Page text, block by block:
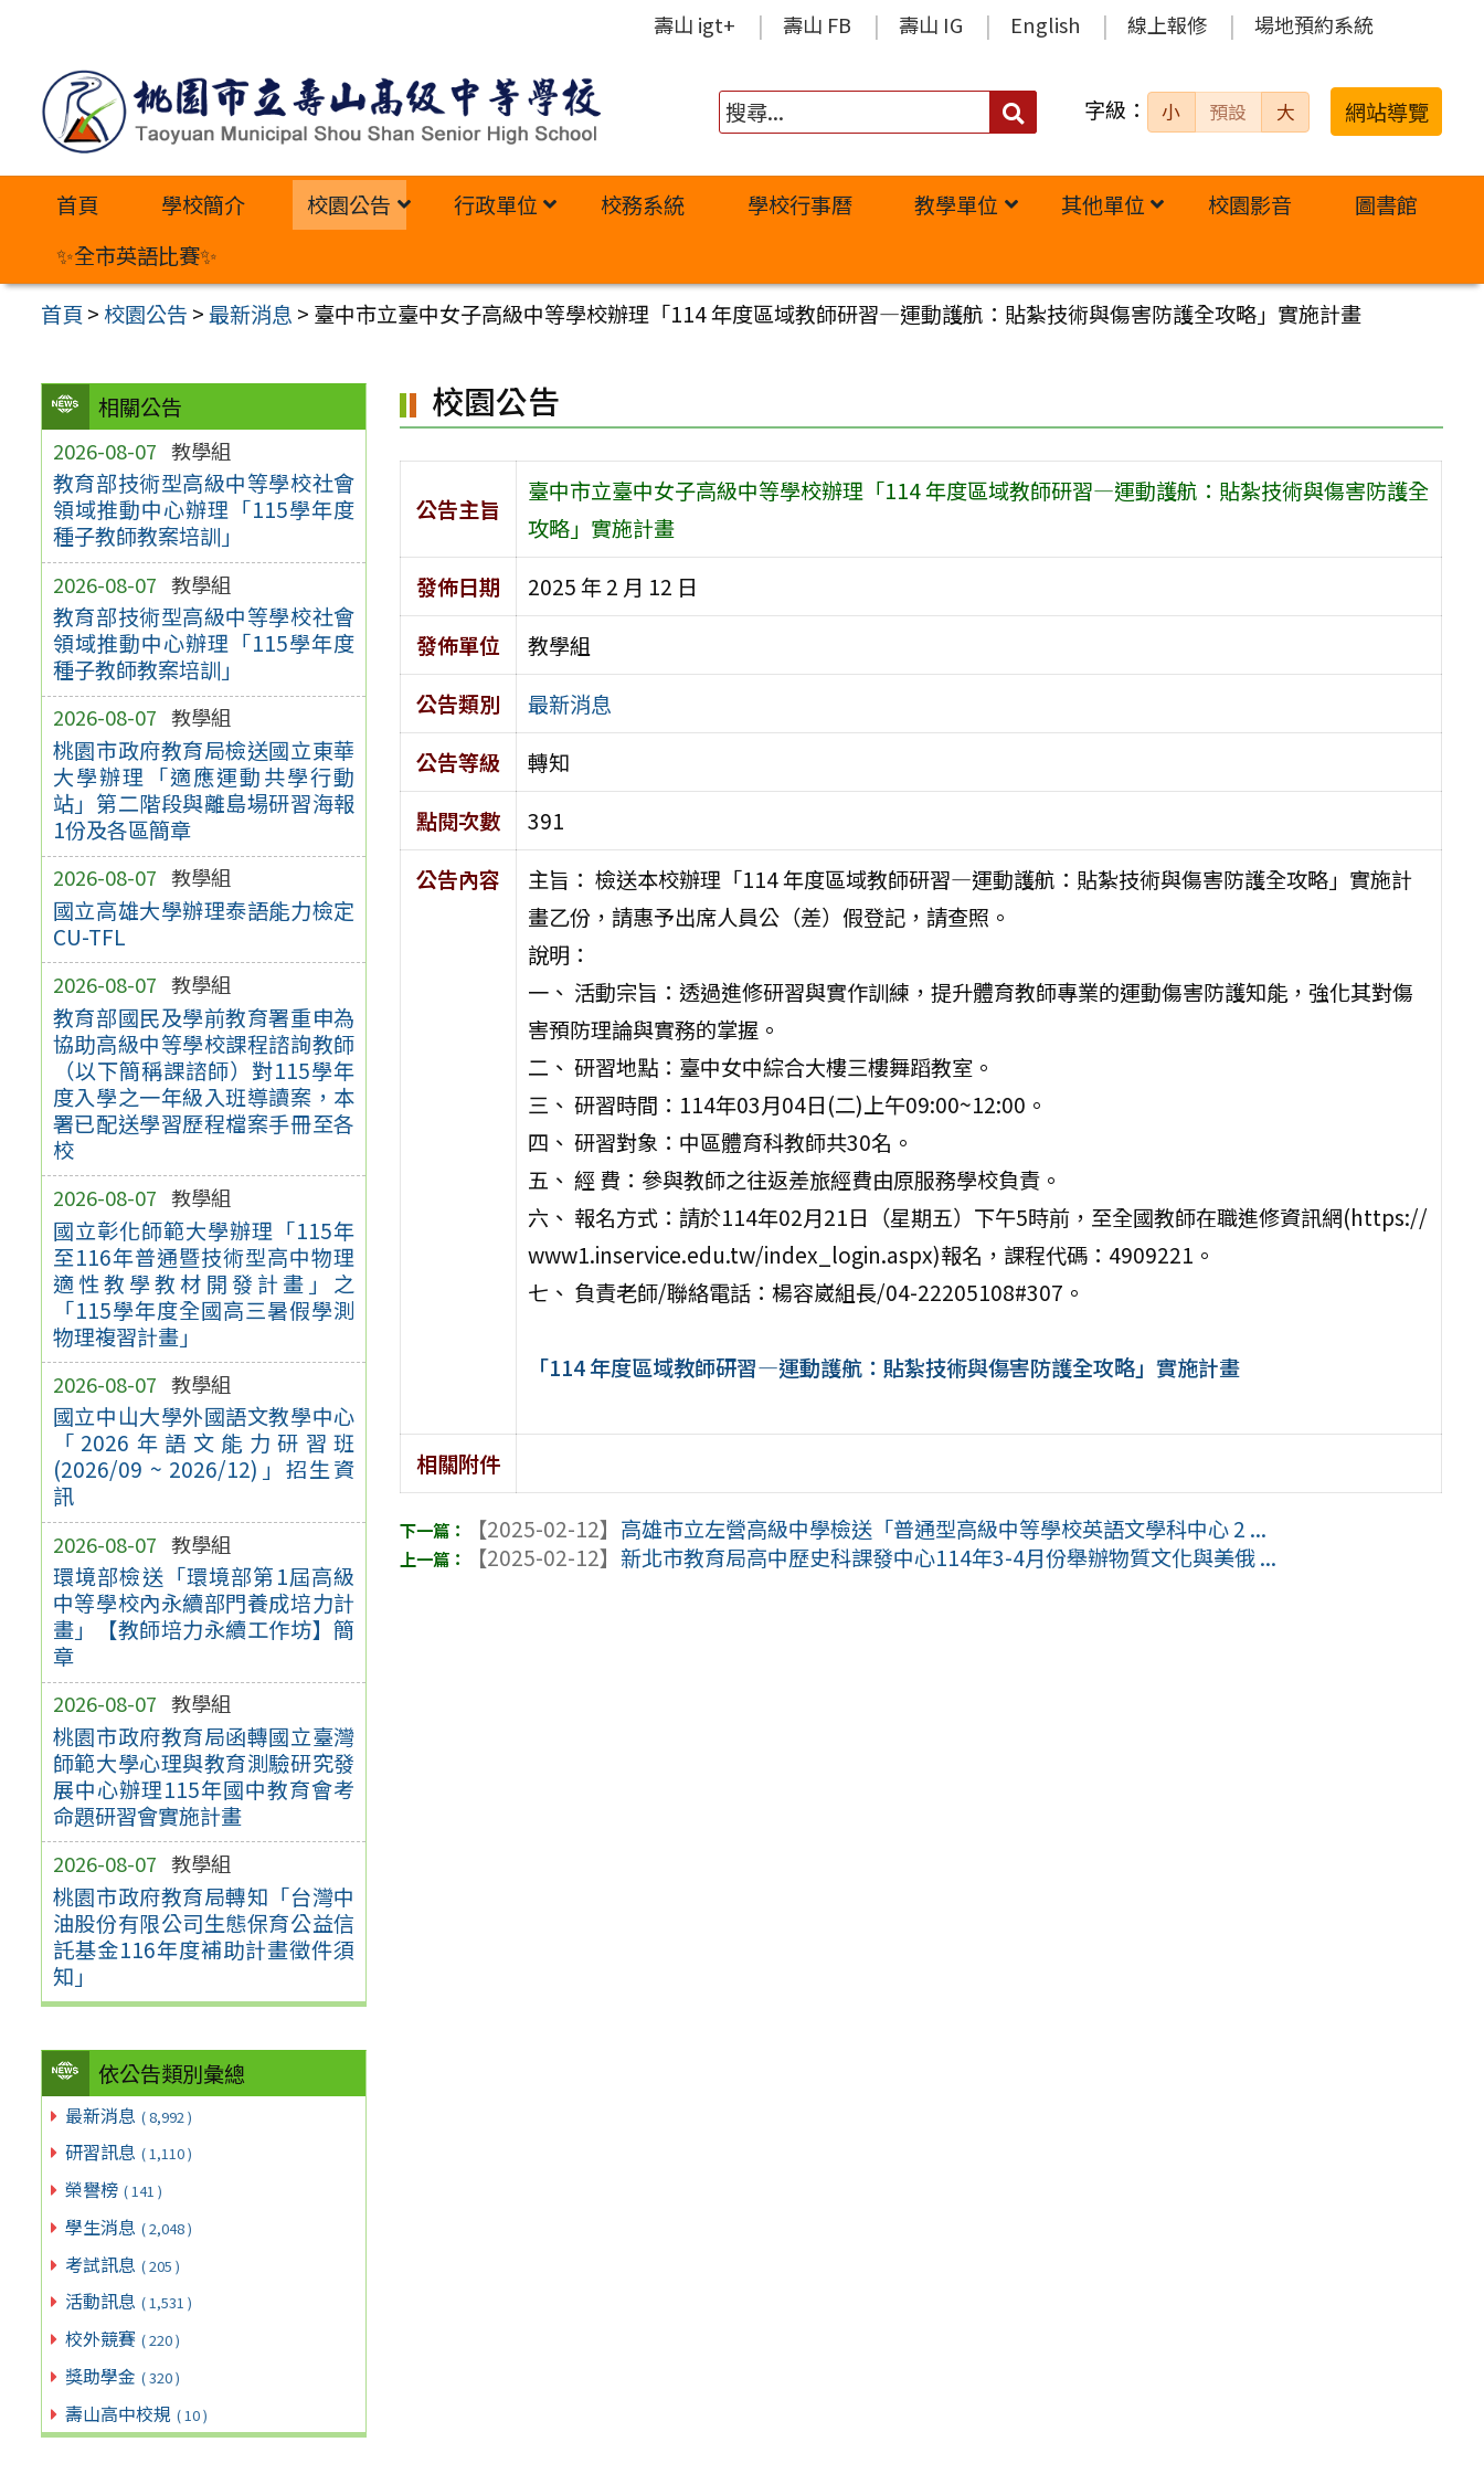
內
壽山 igt+ 壽山 FB 壽山 IG English 線上報修 場地預約系統
搜
字級： 小 預設 大 網站導覽
首頁 學校簡介 校園公告 行政單位 校務系統 學校行事曆 教學單位 其他單位 校園影音
圖書館
✨全市英語比賽✨
首頁 >校園公告 >最新消息 > 臺中市立臺中女子高級中等學校辦理「114 年度區域教師研習—運動護航：貼紮技術與傷害防護全攻略」實施計畫
相關公告
2026-08-07 教學組
教育部技術型高級中等學校社會
領域推動中心辦理「115學年度
種子教師教案培訓」
2026-08-07 教學組
教育部技術型高級中等學校社會
領域推動中心辦理「115學年度
種子教師教案培訓」
2026-08-07 教學組
桃園市政府教育局檢送國立東華
大學辦理「適應運動共學行動
站」第二階段與離島場研習海報
1份及各區簡章
2026-08-07 教學組
國立高雄大學辦理泰語能力檢定
CU-TFL
2026-08-07 教學組
教育部國民及學前教育署重申為
協助高級中等學校課程諮詢教師
（以下簡稱課諮師）對115學年
度入學之一年級入班導讀案，本
署已配送學習歷程檔案手冊至各
校
2026-08-07 教學組
國立彰化師範大學辦理「115年
至116年普通暨技術型高中物理
適性教學教材開發計畫」之
「115學年度全國高三暑假學測
物理複習計畫」
2026-08-07 教學組
國立中山大學外國語文教學中心
「2026年語文能力研習班
(2026/09 ~ 2026/12)」招生資
訊
2026-08-07 教學組
環境部檢送「環境部第1屆高級
中等學校內永續部門養成培力計
畫」【教師培力永續工作坊】簡
章
2026-08-07 教學組
桃園市政府教育局函轉國立臺灣
師範大學心理與教育測驗研究發
展中心辦理115年國中教育會考
命題研習會實施計畫
2026-08-07 教學組
桃園市政府教育局轉知「台灣中
油股份有限公司生態保育公益信
託基金116年度補助計畫徵件須
知」
依公告類別彙總
最新消息 ( 8,992 )
研習訊息 ( 1,110 )
榮譽榜 ( 141 )
學生消息 ( 2,048 )
考試訊息 ( 205 )
活動訊息 ( 1,531 )
校外競賽 ( 220 )
獎助學金 ( 320 )
壽山高中校規 ( 10 )
校園公告
公告主旨
臺中市立臺中女子高級中等學校辦理「114 年度區域教師研習—運動護航：貼紮技術與傷害防護全
攻略」實施計畫
發佈日期
2025 年 2 月 12 日
發佈單位
教學組
公告類別
最新消息
公告等級
轉知
點閱次數
391
公告內容
主旨： 檢送本校辦理「114 年度區域教師研習—運動護航：貼紮技術與傷害防護全攻略」實施計
畫乙份，請惠予出席人員公（差）假登記，請查照。
說明：
一、 活動宗旨：透過進修研習與實作訓練，提升體育教師專業的運動傷害防護知能，強化其對傷
害預防理論與實務的掌握。
二、 研習地點：臺中女中綜合大樓三樓舞蹈教室。
三、 研習時間：114年03月04日(二)上午09:00~12:00。
四、 研習對象：中區體育科教師共30名。
五、 經 費：參與教師之往返差旅經費由原服務學校負責。
六、 報名方式：請於114年02月21日（星期五）下午5時前，至全國教師在職進修資訊網(https://
www1.inservice.edu.tw/index_login.aspx)報名，課程代碼：4909221。
七、 負責老師/聯絡電話：楊容崴組長/04-22205108#307。
「114 年度區域教師研習—運動護航：貼紮技術與傷害防護全攻略」實施計畫
相關附件
【2025-02-12】 高雄市立左營高級中學檢送「普通型高級中等學校英語文學科中心 2 ...
【2025-02-12】 新北市教育局高中歷史科課發中心114年3-4月份舉辦物質文化與美俄 ...